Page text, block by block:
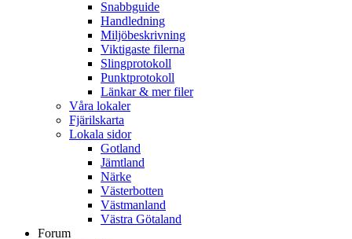
Snabbguide
Handledning
Miljöbeskrivning
Viktigaste filerna
Slingprotokoll
Punktprotokoll
Länkar & mer filer
Våra lokaler
Fjärilskarta
Lokala sidor
Gotland
Jämtland
Närke
Västerbotten
Västmanland
Västra Götaland
Forum